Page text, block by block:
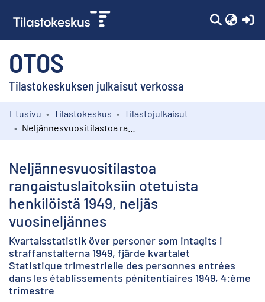
OTOS
Tilastokeskuksen julkaisut verkossa
Kokoelmat
Etusivu Tilastokeskus
Tilastojulkaisut
Neljännesvuositilastoa
rangaistuslaitoksiin otetuista
henkilöistä 1949, neljäs
vuosineljännes
Kvartalsstatistik över personer som intagits i
straffanstalterna 1949, fjärde kvartalet
Statistique trimestrielle des personnes entrées
dans les établissements pénitentiaires 1949, 4:ème
trimestre